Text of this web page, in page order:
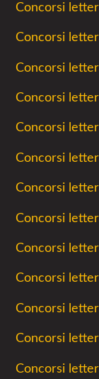
Concorsi
Concorsi
Concorsi
Concorsi
Concorsi
Concorsi
Concorsi
Concorsi
Concorsi
Concorsi
Concorsi
Concorsi
Concorsi